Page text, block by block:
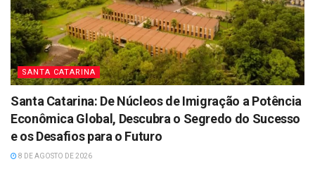
SANTA CATARINA
Santa Catarina: De Núcleos de Imigração a Potência
Econômica Global, Descubra o Segredo do Sucesso
e os Desafios para o Futuro
8 DE AGOSTO DE 2026